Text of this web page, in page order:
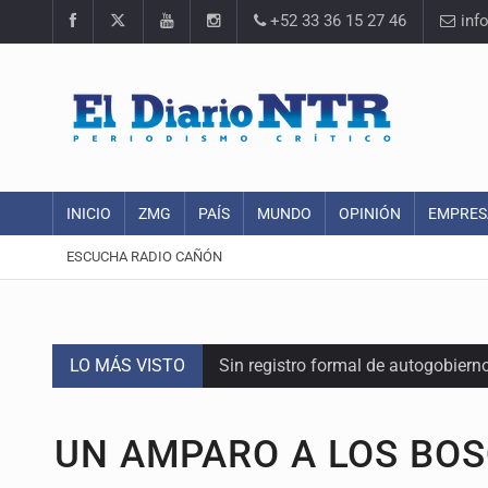
+52 33 36 15 27 46
INICIO ZMG PAÍS MUNDO OPINIÓN
ESCUCHA RADIO CAÑÓN
LO MÁS VISTO Sin registro formal de
Asesinan a tres luego de dos
UN AMPARO A LOS